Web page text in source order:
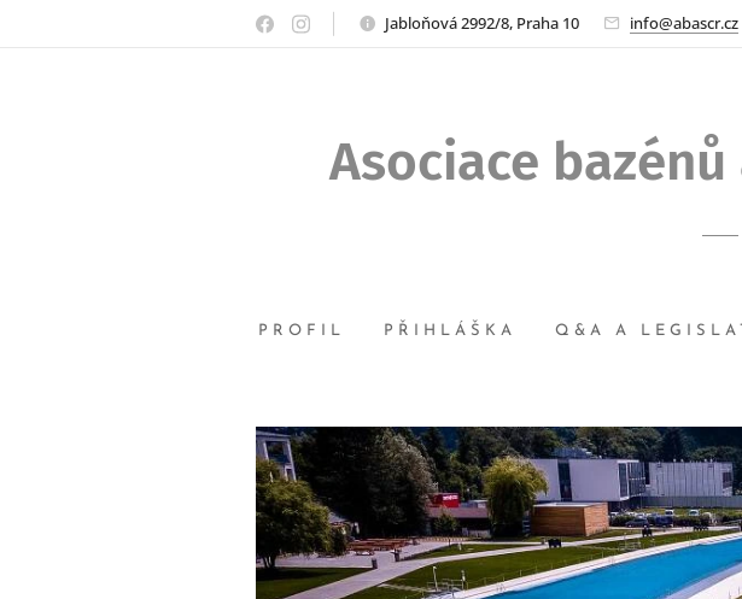
Jabloňová 2992/8, Praha 10 info@abascr.cz
Asociace
PROFIL PŘIHLÁŠKA Q&A A